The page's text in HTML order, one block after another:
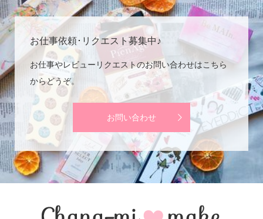
お仕事依頼･リクエスト募集中♪
お仕事やレビューリクエストのお問い合わせはこちら
からどうぞ。
お問い合わせ